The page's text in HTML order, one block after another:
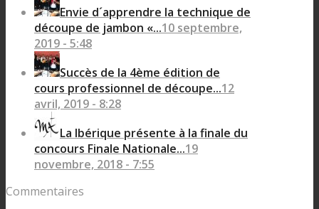
Envie d´apprendre la technique de
découpe de jambon «...10 septembre,
2019 - 5:48
Succès de la 4ème édition de
cours professionnel de découpe...12
avril, 2019 - 8:28
La Ibérique présente à la finale du
concours Finale Nationale...19
novembre, 2018 - 7:55
Commentaires